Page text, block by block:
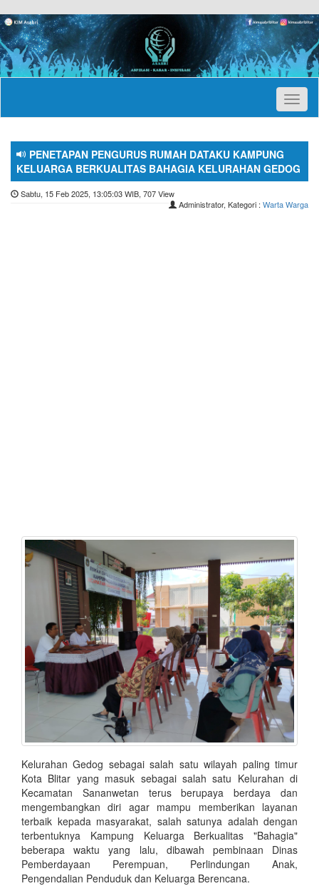
PENETAPAN PENGURUS RUMAH DATAKU KAMPUNG
KELUARGA BERKUALITAS BAHAGIA KELURAHAN GEDOG
Sabtu, 15 Feb 2025, 13:05:03 WIB, 707 View
Administrator, Kategori : Warta Warga
Kelurahan Gedog sebagai salah satu wilayah paling timur
Kota Blitar yang masuk sebagai salah satu Kelurahan di
Kecamatan Sananwetan terus berupaya berdaya dan
mengembangkan diri agar mampu memberikan layanan
terbaik kepada masyarakat, salah satunya adalah dengan
terbentuknya Kampung Keluarga Berkualitas "Bahagia"
beberapa waktu yang lalu, dibawah pembinaan Dinas
Pemberdayaan Perempuan, Perlindungan Anak,
Pengendalian Penduduk dan Keluarga Berencana.